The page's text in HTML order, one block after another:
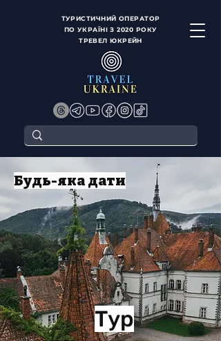
ТУРИСТИЧНИЙ ОПЕРАТОР
ПО УКРАЇНІ З 2020 РОКУ
ТРЕВЕЛ ЮКРЕЙН
Будь-яка дати
Тур